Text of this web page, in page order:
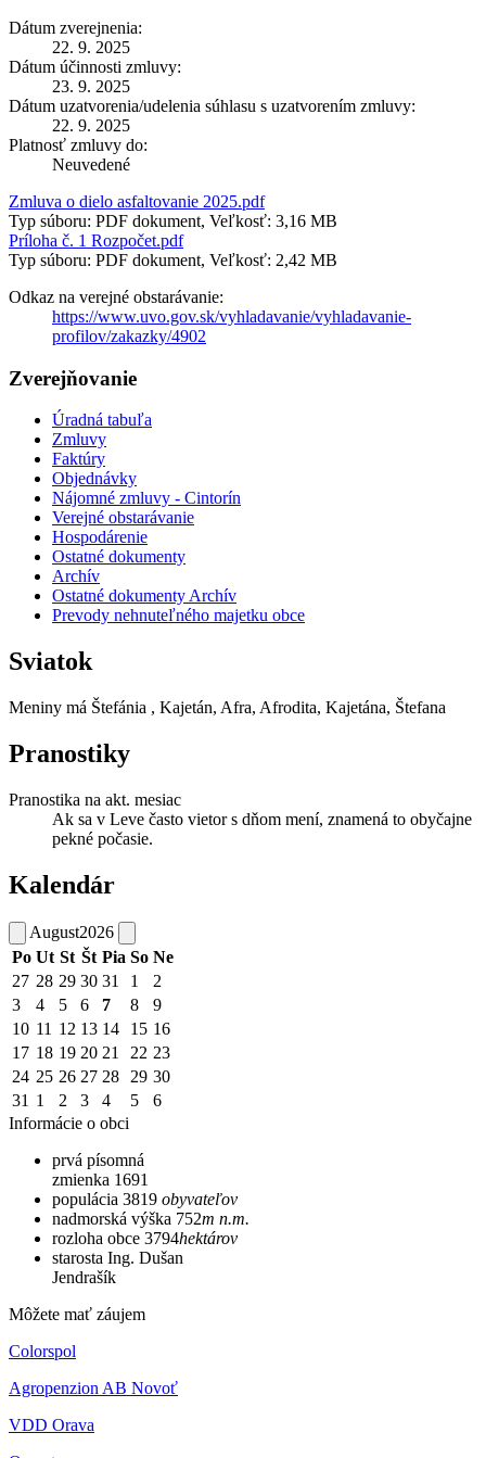
Dátum zverejnenia:
22. 9. 2025
Dátum účinnosti zmluvy:
23. 9. 2025
Dátum uzatvorenia/udelenia súhlasu s uzatvorením zmluvy:
22. 9. 2025
Platnosť zmluvy do:
Neuvedené
Zmluva o dielo asfaltovanie 2025.pdf
Typ súboru: PDF dokument, Veľkosť: 3,16 MB
Príloha č. 1 Rozpočet.pdf
Typ súboru: PDF dokument, Veľkosť: 2,42 MB
Odkaz na verejné obstarávanie:
https://www.uvo.gov.sk/vyhladavanie/vyhladavanie-
profilov/zakazky/4902
Zverejňovanie
Úradná tabuľa
Zmluvy
Faktúry
Objednávky
Nájomné zmluvy - Cintorín
Verejné obstarávanie
Hospodárenie
Ostatné dokumenty
Archív
Ostatné dokumenty Archív
Prevody nehnuteľného majetku obce
Sviatok
Meniny má Štefánia , Kajetán, Afra, Afrodita, Kajetána, Štefana
Pranostiky
Pranostika na akt. mesiac
Ak sa v Leve často vietor s dňom mení, znamená to obyčajne
pekné počasie.
Kalendár
August2026
Po Ut St Št Pia So Ne
27 28 29 30 31 1
2
3
4 5 6 7 8
9
10 11 12 13 14 15 16
17 18 19 20 21 22 23
24 25 26 27 28 29 30
31 1 2 3 4 5
6
Informácie o obci
prvá písomná
zmienka 1691
populácia 3819 obyvateľov
nadmorská výška 752m n.m.
rozloha obce 3794hektárov
starosta Ing. Dušan
Jendrašík
Môžete mať záujem
Colorspol
Agropenzion AB Novoť
VDD Orava